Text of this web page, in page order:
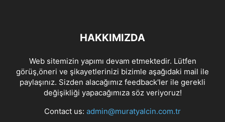
HAKKIMIZDA
Web sitemizin yapımı devam etmektedir. Lütfen
görüş,öneri ve şikayetlerinizi bizimle aşağıdaki mail ile
paylaşınız. Sizden alacağımız feedback'ler ile gerekli
değişikliği yapacağımıza söz veriyoruz!
Contact us: admin@muratyalcin.com.tr